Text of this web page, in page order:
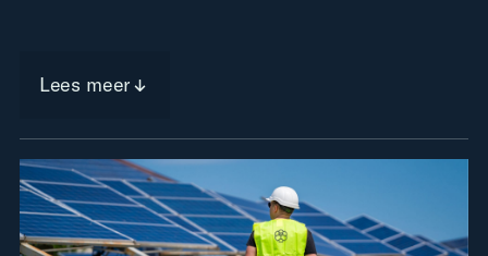
Lees meer